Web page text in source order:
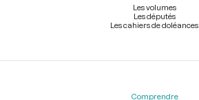
Les volumes
Les députés
Les cahiers de doléances
Comprendre